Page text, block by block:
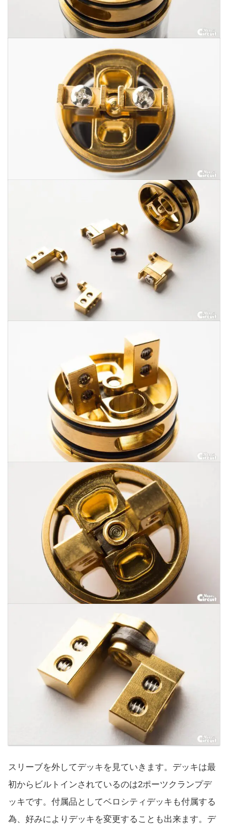
スリーブを外してデッキを見ていきます。デッキは最
初からビルトインされているのは2ポーツクランプデ
ッキです。付属品としてベロシティデッキも付属する
為、好みによりデッキを変更することも出来ます。デ